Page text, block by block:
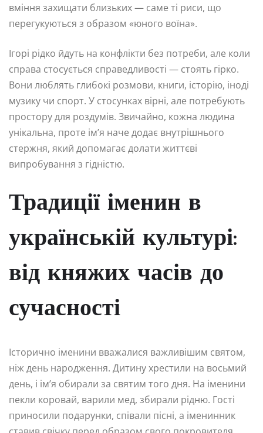
вміння захищати близьких — саме ті риси, що
перегукуються з образом «юного воїна».
Ігорі рідко йдуть на конфлікти без потреби, але коли
справа стосується справедливості — стоять гірко.
Вони люблять глибокі розмови, книги, історію, іноді
музику чи спорт. У стосунках вірні, але потребують
простору для роздумів. Звичайно, кожна людина
унікальна, проте ім’я наче додає внутрішнього
стержня, який допомагає долати життєві
випробування з гідністю.
Традиції іменин в
українській культурі:
від княжих часів до
сучасності
Історично іменини вважалися важливішим святом,
ніж день народження. Дитину хрестили на восьмий
день, і ім’я обирали за святим того дня. На іменини
пекли коровай, варили мед, збирали рідню. Гості
приносили подарунки, співали пісні, а іменинник